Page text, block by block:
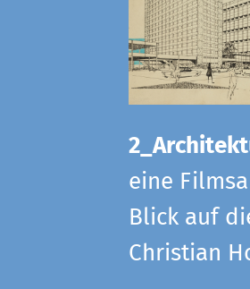
eine
Blick auf
Christian